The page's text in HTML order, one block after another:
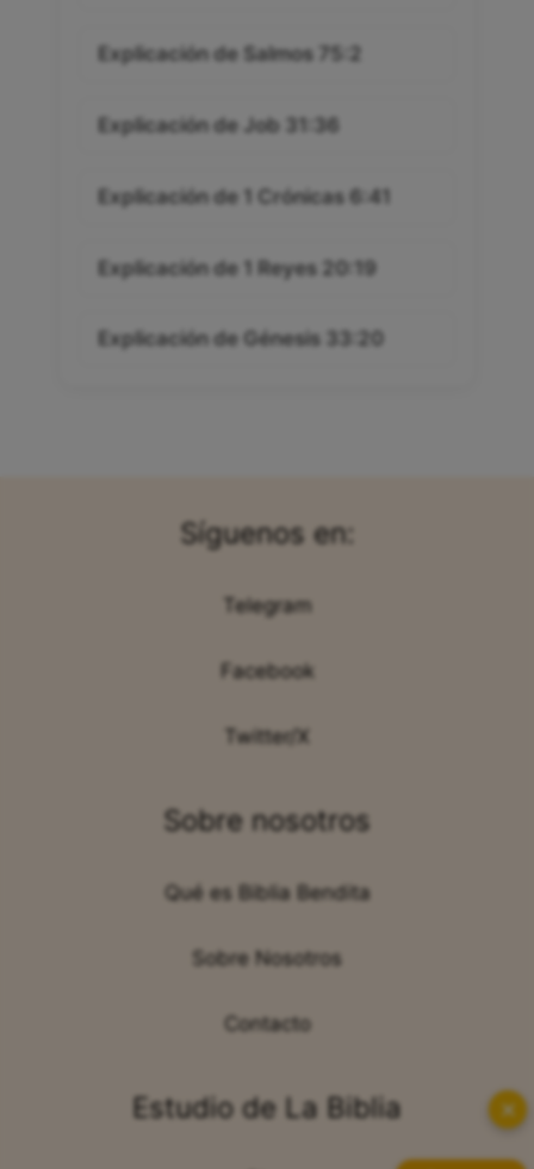
Explicación de Salmos 75:2
Explicación de Job 31:36
Explicación de 1 Crónicas 6:41
Explicación de 1 Reyes 20:19
Explicación de Génesis 33:20
Síguenos en:
Telegram
Facebook
Twitter/X
Sobre nosotros
Qué es Biblia Bendita
Sobre Nosotros
Contacto
Estudio de La Biblia ✕